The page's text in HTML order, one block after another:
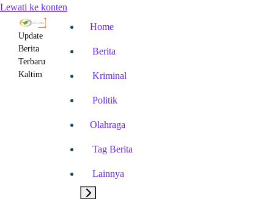
Lewati ke konten
Update
Berita
Terbaru
Kaltim
Home
Berita
Kriminal
Politik
Olahraga
Tag Berita
Lainnya